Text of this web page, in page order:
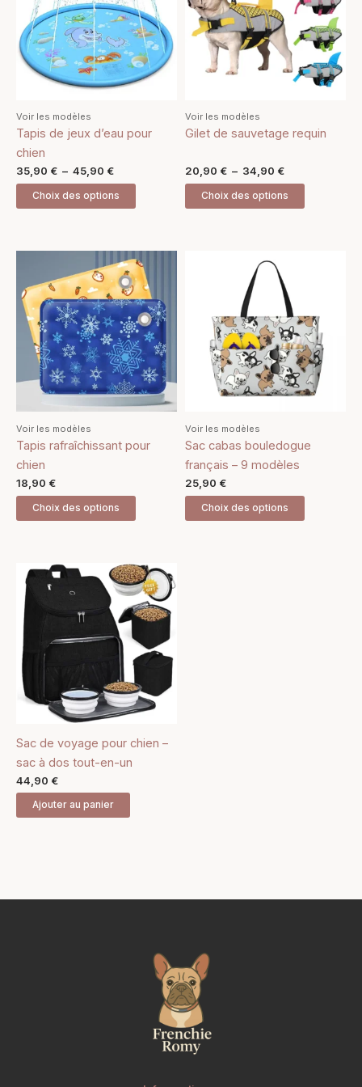
Voir les modèles
Tapis de jeux d’eau pour
chien
35,90 € – 45,90 €
45,90 €
Choix des options
plusieurs
variations.
Les
options
peuvent
sur
page
Voir les modèles
Gilet de sauvetage requin
20,90 € – 34,90 €
34,90 €
Choix des options
plusieurs
variations.
Les
options
peuvent
sur
page
Voir les modèles
Tapis rafraîchissant pour
chien
18,90 €
Choix des options
Ce
produit
a
plusieurs
variations.
Les
options
peuvent
être
sur
Voir les modèles
Sac cabas bouledogue
français – 9 modèles
25,90 €
Choix des options
plusieurs
variations.
Les
options
peuvent
sur
Sac de voyage pour chien –
sac à dos tout-en-un
44,90 €
Ajouter au panier